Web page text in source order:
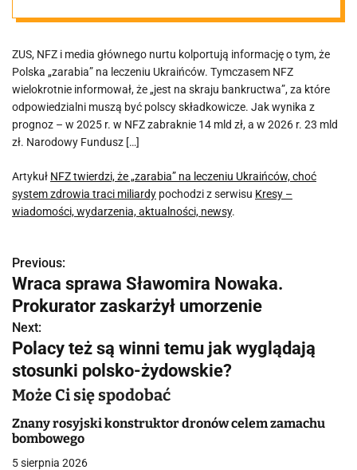
choć system
zdrowia traci
miliardy
ZUS, NFZ i media głównego nurtu kolportują informację o tym, że
Polska „zarabia” na leczeniu Ukraińców. Tymczasem NFZ
wielokrotnie informował, że „jest na skraju bankructwa”, za które
odpowiedzialni muszą być polscy składkowicze. Jak wynika z
prognoz – w 2025 r. w NFZ zabraknie 14 mld zł, a w 2026 r. 23 mld
zł. Narodowy Fundusz […]
Artykuł NFZ twierdzi, że „zarabia” na leczeniu Ukraińców, choć
system zdrowia traci miliardy pochodzi z serwisu Kresy –
wiadomości, wydarzenia, aktualności, newsy.
N
a
w
i
g
a
c
Previous:
Wraca sprawa Sławomira Nowaka.
Prokurator zaskarżył umorzenie
Next:
Polacy też są winni temu jak wyglądają
stosunki polsko-żydowskie?
Może Ci się spodobać
Znany rosyjski konstruktor dronów celem zamachu
bombowego
5 sierpnia 2026